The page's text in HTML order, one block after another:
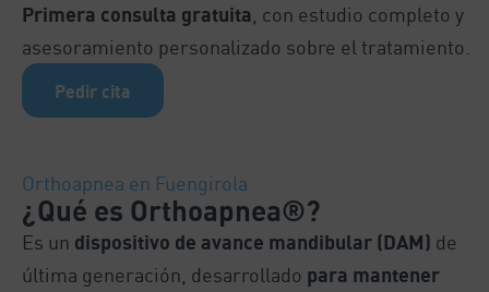
Primera consulta gratuita , con estudio completo y
asesoramiento personalizado sobre el tratamiento.
Pedir cita
Orthoapnea en Fuengirola
¿Qué es Orthoapnea®?
Es un dispositivo de avance mandibular (DAM) de
última generación, desarrollado para mantener